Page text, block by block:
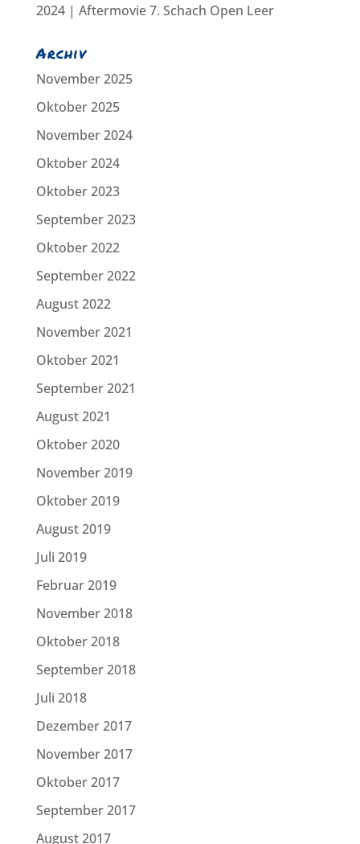
2024 | Aftermovie 7. Schach Open Leer
Archiv
November 2025
Oktober 2025
November 2024
Oktober 2024
Oktober 2023
September 2023
Oktober 2022
September 2022
August 2022
November 2021
Oktober 2021
September 2021
August 2021
Oktober 2020
November 2019
Oktober 2019
August 2019
Juli 2019
Februar 2019
November 2018
Oktober 2018
September 2018
Juli 2018
Dezember 2017
November 2017
Oktober 2017
September 2017
August 2017